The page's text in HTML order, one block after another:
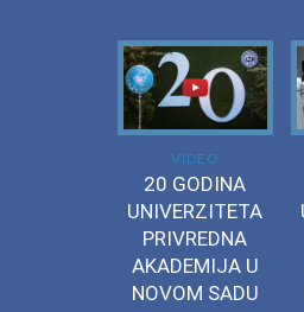
VIDEO
20 GODINA
UNIVERZITETA
PRIVREDNA
AKADEMIJA U
NOVOM SADU